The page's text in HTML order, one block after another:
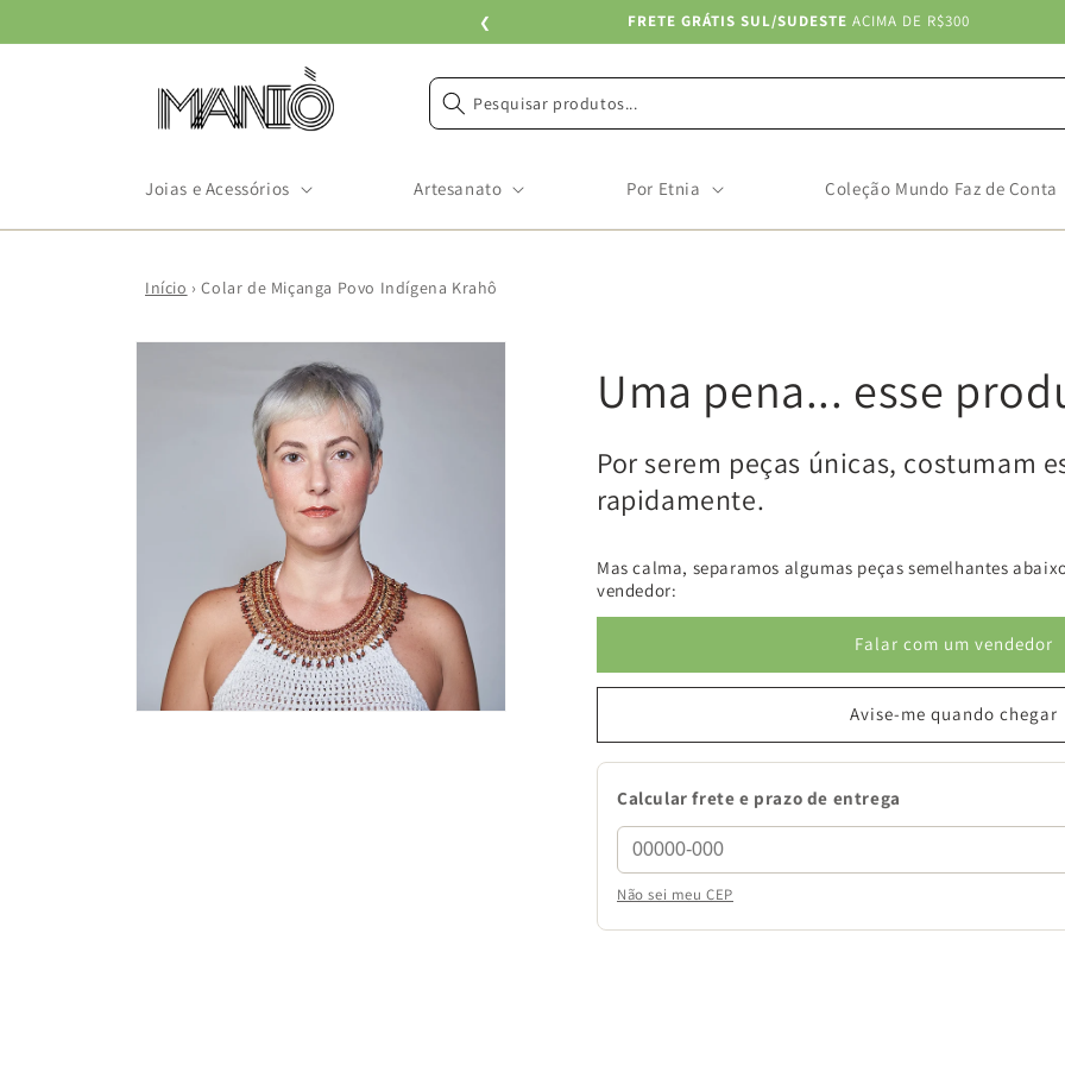
conteúdo
❮ FRETE GRÁTIS SUL/SUDESTE ACIMA DE R$300
Joias e Acessórios Artesanato Por Etnia Coleção Mundo Faz de Conta
Pesquisar produtos...
Início › Colar de Miçanga Povo Indígena Krahô
do produto
Uma pena... esse
Por serem peças únicas, costumam
rapidamente.
Mas calma, separamos algumas peças semelhantes
vendedor:
Falar com um vendedor
Avise-me quando chegar
Calcular frete e prazo de entrega
Não sei meu CEP